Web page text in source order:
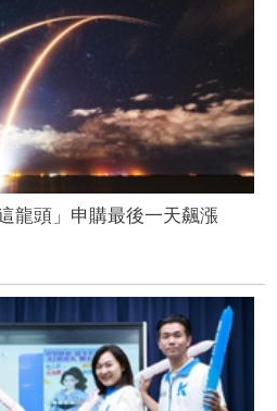
龍頭」申購最後一天飆漲